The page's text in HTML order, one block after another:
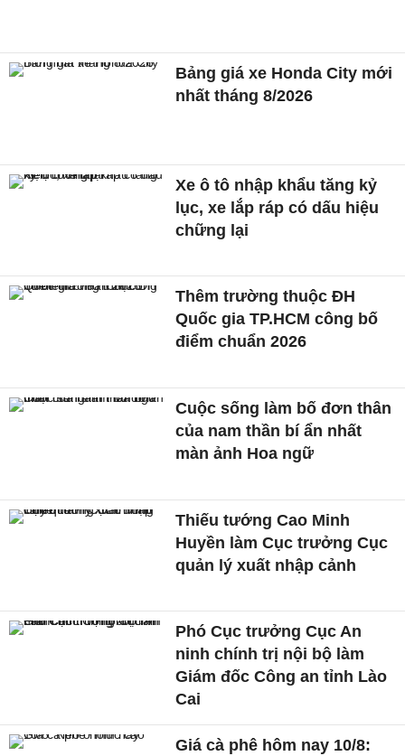
Bảng giá xe Honda City mới
nhất tháng 8/2026
Xe ô tô nhập khẩu tăng kỷ
lục, xe lắp ráp có dấu hiệu
chững lại
Thêm trường thuộc ĐH
Quốc gia TP.HCM công bố
điểm chuẩn 2026
Cuộc sống làm bố đơn thân
của nam thần bí ẩn nhất
màn ảnh Hoa ngữ
Thiếu tướng Cao Minh
Huyền làm Cục trưởng Cục
quản lý xuất nhập cảnh
Phó Cục trưởng Cục An
ninh chính trị nội bộ làm
Giám đốc Công an tỉnh Lào
Cai
Giá cà phê hôm nay 10/8: